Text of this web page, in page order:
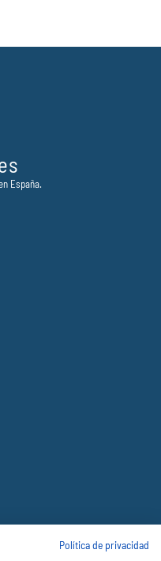
España.
Política de privacidad